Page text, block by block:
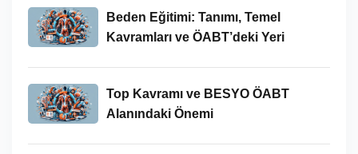
Beden Eğitimi: Tanımı, Temel
Kavramları ve ÖABT’deki Yeri
Top Kavramı ve BESYO ÖABT
Alanındaki Önemi